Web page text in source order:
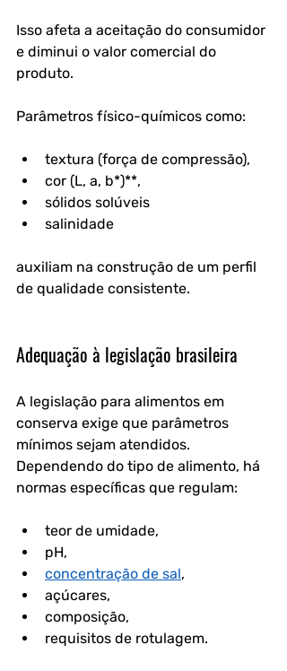
Isso afeta a aceitação do consumidor
e diminui o valor comercial do
produto.
Parâmetros físico-químicos como:
textura (força de compressão),
cor (L, a, b*)**,
sólidos solúveis
salinidade
auxiliam na construção de um perfil
de qualidade consistente.
Adequação à legislação brasileira
A legislação para alimentos em
conserva exige que parâmetros
mínimos sejam atendidos.
Dependendo do tipo de alimento, há
normas específicas que regulam:
teor de umidade,
pH,
concentração de sal,
açúcares,
composição,
requisitos de rotulagem.